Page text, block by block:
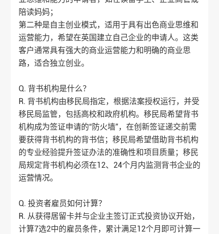
陪读妈妈；
第二种是自主创业模式，适用于具有出色商业思维和
运营能力，希望在英国建立自己企业的申请人。这类
客户通常具有强大的商业运营能力和明确的商业思
路，适合独立创业。
Q. 背书机构是什么？
R. 背书机构由移民局指定，根据法案授权运行，并受
移民局监管，包括高校和政府机构。移民局希望背书
机构成为签证申请的“防火墙”，在创新签证递交前需
要获得背书机构的背书信；移民局希望借助背书机构
的专业经验提升签证办法的准确性和项目质量；移民
局规定背书机构必须在12、24个月内监测背书企业的
运营情况。
Q. 投资者雇员如何计算？
R. 从获得居留卡并与企业主签订正式投资协议开始，
计算7选2中的雇员条件，累计满足12个月即可计算一